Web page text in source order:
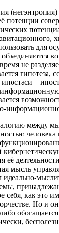
потенции
для
не
гипотеза,
ипостаси −
между
человека
её
мысль
себя, как это
Но и